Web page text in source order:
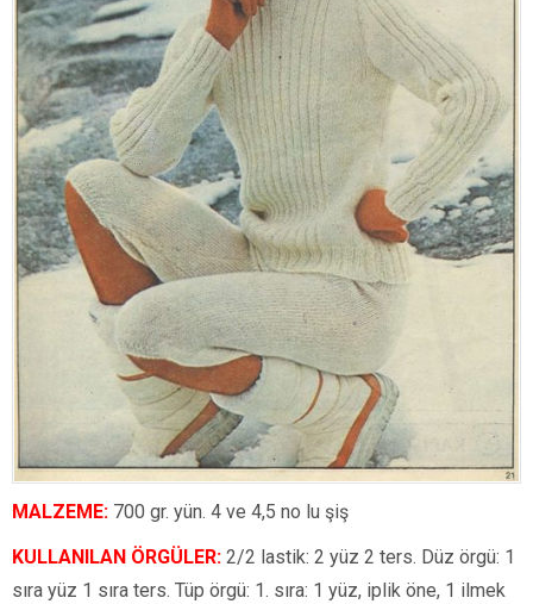
MALZEME: 700 gr. yün. 4 ve 4,5 no lu şiş
KULLANILAN ÖRGÜLER: 2/2 lastik: 2 yüz 2 ters. Düz örgü: 1
sıra yüz 1 sıra ters. Tüp örgü: 1. sıra: 1 yüz, iplik öne, 1 ilmek